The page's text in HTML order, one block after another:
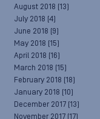
August 2018 (13)
July 2018 (4)
June 2018 (9)
May 2018 (15)
April 2018 (16)
March 2018 (15)
February 2018 (18)
January 2018 (10)
December 2017 (13)
November 2017 (17)